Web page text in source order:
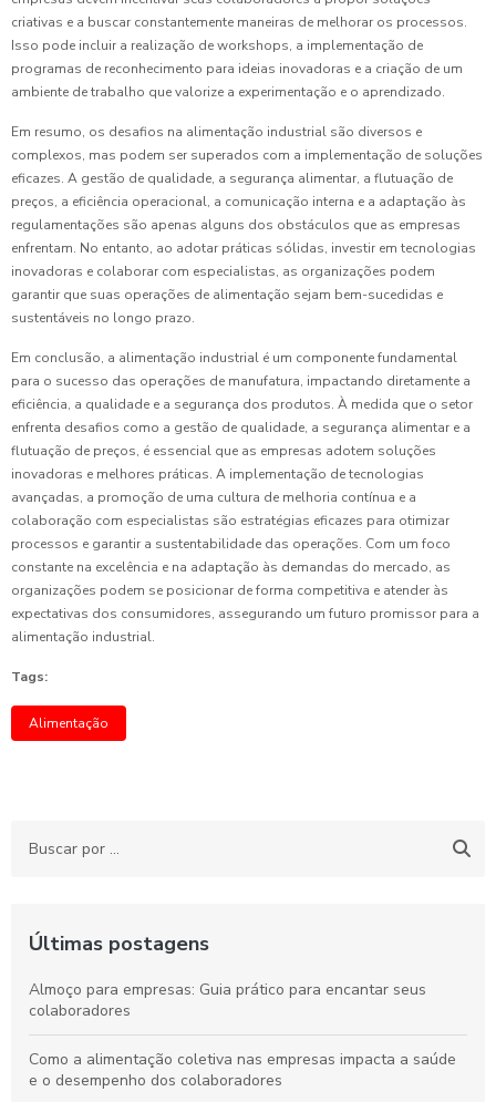
criativas e a buscar constantemente maneiras de melhorar os processos.
Isso pode incluir a realização de workshops, a implementação de
programas de reconhecimento para ideias inovadoras e a criação de um
ambiente de trabalho que valorize a experimentação e o aprendizado.
Em resumo, os desafios na alimentação industrial são diversos e
complexos, mas podem ser superados com a implementação de soluções
eficazes. A gestão de qualidade, a segurança alimentar, a flutuação de
preços, a eficiência operacional, a comunicação interna e a adaptação às
regulamentações são apenas alguns dos obstáculos que as empresas
enfrentam. No entanto, ao adotar práticas sólidas, investir em tecnologias
inovadoras e colaborar com especialistas, as organizações podem
garantir que suas operações de alimentação sejam bem-sucedidas e
sustentáveis no longo prazo.
Em conclusão, a alimentação industrial é um componente fundamental
para o sucesso das operações de manufatura, impactando diretamente a
eficiência, a qualidade e a segurança dos produtos. À medida que o setor
enfrenta desafios como a gestão de qualidade, a segurança alimentar e a
flutuação de preços, é essencial que as empresas adotem soluções
inovadoras e melhores práticas. A implementação de tecnologias
avançadas, a promoção de uma cultura de melhoria contínua e a
colaboração com especialistas são estratégias eficazes para otimizar
processos e garantir a sustentabilidade das operações. Com um foco
constante na excelência e na adaptação às demandas do mercado, as
organizações podem se posicionar de forma competitiva e atender às
expectativas dos consumidores, assegurando um futuro promissor para a
alimentação industrial.
Tags:
Alimentação
Últimas postagens
Almoço para empresas: Guia prático para encantar seus
colaboradores
Como a alimentação coletiva nas empresas impacta a saúde
e o desempenho dos colaboradores